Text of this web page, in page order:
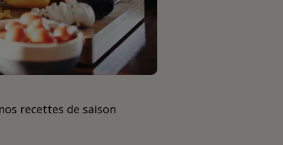
recettes de saison